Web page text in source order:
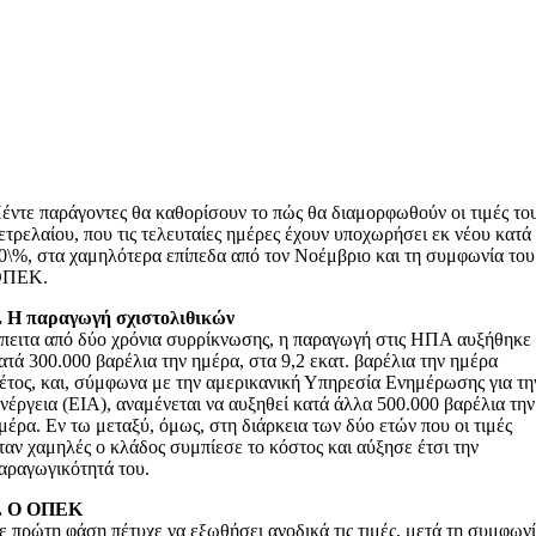
παράγοντες θα καθορίσουν το πώς θα διαμορφωθούν οι τιμές
που τις τελευταίες ημέρες έχουν υποχωρήσει εκ νέου κατά
στα χαμηλότερα επίπεδα από τον Νοέμβριο και τη συμφωνία του
Η παραγωγή σχιστολιθικών
από δύο χρόνια συρρίκνωσης, η παραγωγή στις ΗΠΑ αυξήθηκε
300.000 βαρέλια την ημέρα, στα 9,2 εκατ. βαρέλια την ημέρα
και, σύμφωνα με την αμερικανική Υπηρεσία Ενημέρωσης για
(ΕΙΑ), αναμένεται να αυξηθεί κατά άλλα 500.000 βαρέλια την
Εν τω μεταξύ, όμως, στη διάρκεια των δύο ετών που οι τιμές
χαμηλές ο κλάδος συμπίεσε το κόστος και αύξησε έτσι την
του.
Ο ΟΠΕΚ
πρώτη φάση πέτυχε να εξωθήσει ανοδικά τις τιμές, μετά τη